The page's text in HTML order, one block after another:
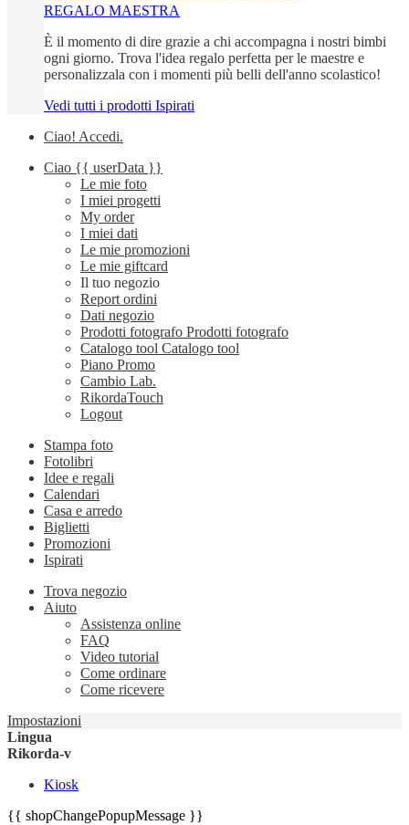
REGALO MAESTRA
È il momento di dire grazie a chi accompagna i nostri bimbi
ogni giorno. Trova l'idea regalo perfetta per le maestre e
personalizzala con i momenti più belli dell'anno scolastico!
Vedi tutti i prodotti Ispirati
Ciao! Accedi.
Ciao {{ userData }}
Le mie foto
I miei progetti
My order
I miei dati
Le mie promozioni
Le mie giftcard
Il tuo negozio
Report ordini
Dati negozio
Prodotti fotografo Prodotti fotografo
Catalogo tool Catalogo tool
Piano Promo
Cambio Lab.
RikordaTouch
Logout
Stampa foto
Fotolibri
Idee e regali
Calendari
Casa e arredo
Biglietti
Promozioni
Ispirati
Trova negozio
Aiuto
Assistenza online
FAQ
Video tutorial
Come ordinare
Come ricevere
Impostazioni
Lingua
Rikorda-v
Kiosk
{{ shopChangePopupMessage }}